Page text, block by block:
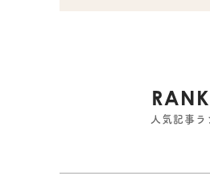
人気記事ラ